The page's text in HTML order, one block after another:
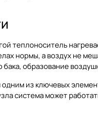
теплоноситель
нормы, а воздух не
образование
из ключевых
система может